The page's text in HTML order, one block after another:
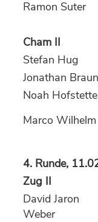
Ramon Suter
Cham II
Stefan Hug
Jonathan Braun
Noah
Marco Wilhelm
4. Runde,
Zug II
David Jaron
Weber